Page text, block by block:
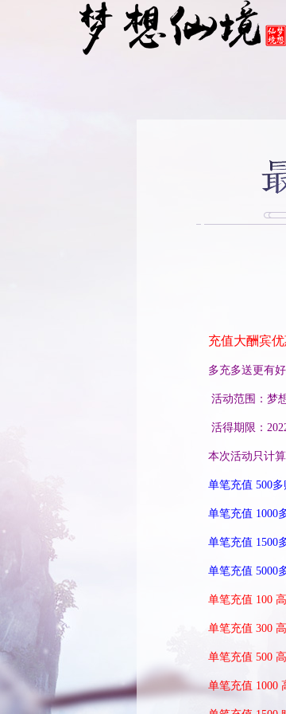
充值大酬宾
多充多送更有好
活动范围：梦
活得期限：
本次活动只计
单笔充值 500
单笔充值
单笔充值
单笔充值
单笔充值
单笔充值
单笔充值
单笔充值